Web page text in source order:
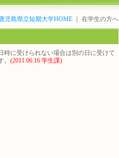
児島県立短期大学HOME ｜ 在学生の方へ
に受けられない場合は別の日に受けて
(2011.06.16 学生課)